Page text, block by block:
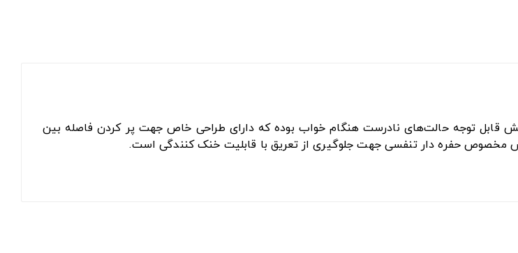
قابل توجه حالت‌های نادرست هنگام خواب بوده که دارای طراحی خاص جهت پر کردن فاصله بین
مخصوص حفره دار تنفسی جهت جلوگیری از تعریق با قابلیت خنک کنندگی است.